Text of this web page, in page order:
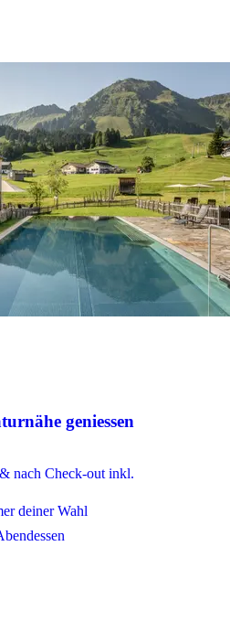
geniessen
nach Check-out inkl.
deiner Wahl